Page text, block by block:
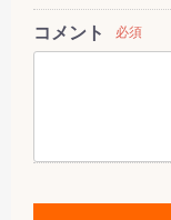
コメント 必須